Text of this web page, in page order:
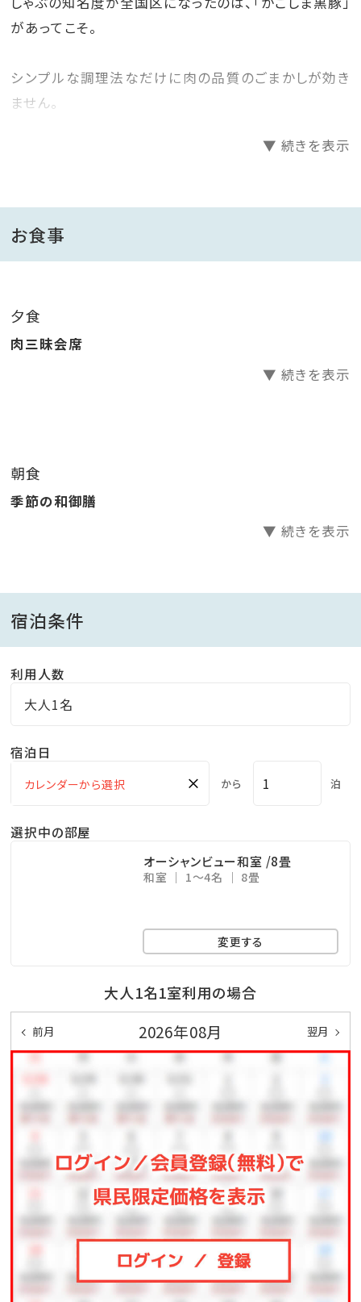
があってこそ。
シンプルな調理法なだけに肉の品質のごまかしが効き
ません。
黒豚料理の代表格ともなった黒豚しゃぶしゃぶを一度
噛むほどに肉汁の甘みを感じるバラ肉と、しっかりとし
た肉質と旨味を楽しめるロース肉。この両方を楽しめる
鹿児島の郷土料理のひとつで、もっちりとした食感、黒
糖や味噌を使った甘く深い味つけ、
黒豚を軟骨までやわらかく食べられるほどじっくり煮込
■お食事
宴会場にてご用意いたします。ゆっくりとお食事をお楽
会席料理ではありませんので予めご了承ください。
大人と同じお食事をご希望のお子様は「大人」でご予
約ください。
18:00～21:00 (20:00オーダーストップ)
自家製”豚みそ”などご飯のお供が充実♪ 品数豊富な
当館自慢の「生き返り湯」は湯量豊富で源泉かけ流し。
もとより、地元のお客様からも大変人気です。
【ご入浴時間】
15:30～24:00 / 5:30～9:00
※朝夜で男女入れ替え制。サウナのみ営業時間が異な
ります。(16:30～22:00)
■指宿名物 砂むし温泉
館内にはございませんが、徒歩10分圏内に砂むし温泉
会館『砂楽』がございます。
散策ついでに海岸線沿いを歩けばすぐに到着！
▼ 続きを表示
お食事
夕食
肉三昧会席
▼ 続きを表示
朝食
季節の和御膳
▼ 続きを表示
宿泊条件
利用人数
大人1名
宿泊日
× から 泊
選択中の部屋
オーシャンビュー和室 /8畳
和室 1～4名 8畳
変更する
大人1名1室利用の場合
前月 2026年08月 翌月